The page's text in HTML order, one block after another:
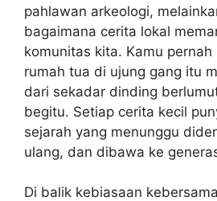
pahlawan arkeologi,
bagaimana cerita lokal
komunitas kita. Kamu
rumah tua di ujung gang itu
dari sekadar dinding
begitu. Setiap cerita kecil
sejarah yang menunggu
ulang, dan dibawa ke
Di balik kebiasaan